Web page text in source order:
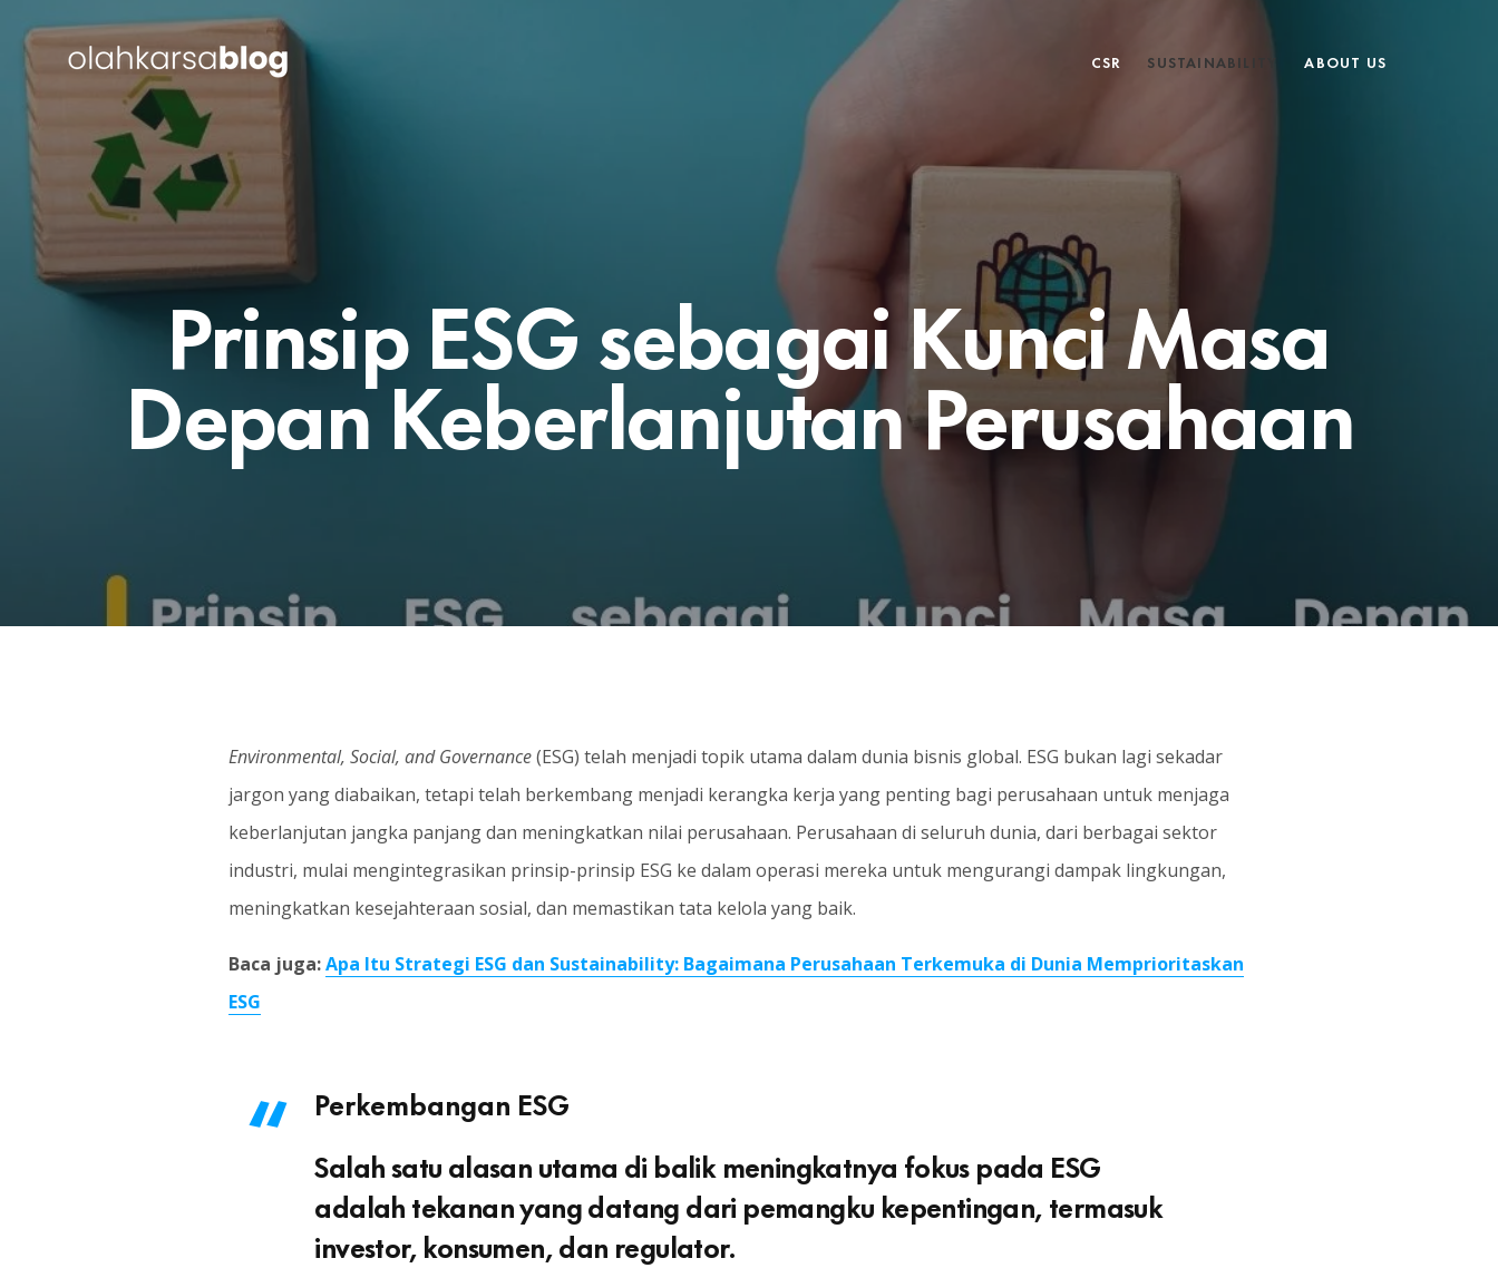
CSR SUSTAINABILITY ABOUT US
Prinsip ESG sebagai Kunci Masa
Depan Keberlanjutan Perusahaan
Environmental, Social, and Governance(ESG) telah menjadi topik utama dalam dunia bisnis global. ESG bukan lagi sekadar
jargon yang diabaikan, tetapi telah berkembang menjadi kerangka kerja yang penting bagi perusahaan untuk menjaga
keberlanjutan jangka panjang dan meningkatkan nilai perusahaan. Perusahaan di seluruh dunia, dari berbagai sektor
industri, mulai mengintegrasikan prinsip-prinsip ESG ke dalam operasi mereka untuk mengurangi dampak lingkungan,
meningkatkan kesejahteraan sosial, dan memastikan tata kelola yang baik.
Baca juga:Apa Itu Strategi ESG dan Sustainability: Bagaimana Perusahaan Terkemuka di Dunia Memprioritaskan
ESG
Perkembangan ESG
Salah satu alasan utama di balik meningkatnya fokus pada ESG
adalah tekanan yang datang dari pemangku kepentingan, termasuk
investor, konsumen, dan regulator.